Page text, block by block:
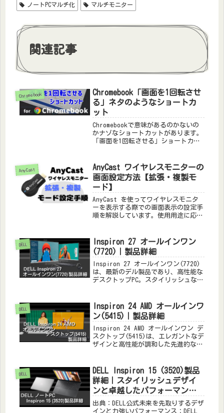
ノートPCマルチ化 マルチモニター
関連記事
Chromebook
Chromebook「画面を1回転させ
る」ネタのようなショートカ
ット
Chromebookで意味があるのかないの
かナゾなショートカットがあります。
「画面を1回転させる」ショートカッ
す?この記事ではその「画面を1回転さ
せる」ショートカットのやり方を【画
像付き】【動画付き】で解説していま
す。
AnyCast
AnyCast ワイヤレスモニターの
画面設定方法【拡張・複製モ
ード】
AnyCast を使ってワイヤレスモニタ
ーを表示する際での画面表示の設定手
順を解説しています。使用用途に応じ
にしてみてください。
DELL
Inspiron 27 オールインワン
(7720)｜製品詳細
Inspiron 27 オールインワン(7720)
は、最新のデル製品であり、高性能な
デスクトップPC。スタイリッシュなデ
タッチスクリーンやプライバシー保護
など、使いやすさも兼ね備えていま
す。最新のインテル®プロセッサーと
高速WiFi 6Eにより、快適なデジタル
ライフを実現。 Windows 11対応で、
最新テクノロジーを活かしたパフォー
DELL
Inspiron 24 AMD オールインワ
ン(5415)｜製品詳細
Inspiron 24 AMD オールインワン デ
スクトップ(5415)は、エレガントなデ
ザインと高性能が調和した先進的な
クスペリエンスを提供します。
DELL
DELL Inspiron 15 (3520)製品
詳細｜スタイリッシュデザイ
ンと卓越したパフォーマンス
の融合
出典：DELL公式未来を先取りするデザ
インと力強いパフォーマンス：DELL